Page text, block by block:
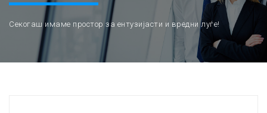
Секогаш имаме простор за ентузијасти и вредни луѓе!